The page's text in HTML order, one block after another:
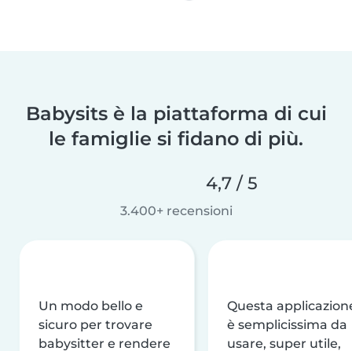
Babysits è la piattaforma di cui
le famiglie si fidano di più.
4,7 / 5
3.400+ recensioni
Un modo bello e
sicuro per trovare
babysitter e rendere
Questa
è semplicissima da
usare, super utile,